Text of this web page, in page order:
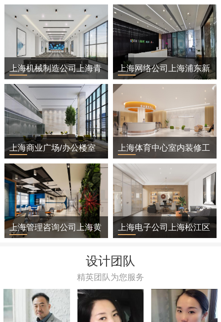
上海机械制造公司上海青
浦区办公室装修
上海商业广场/办公楼室
内装修工程
上海管理咨询公司上海黄
上海网络公司上海浦东新
区办公室装修
上海体育中心室内装修工
程
上海电子公司上海松江区
设计团队
精英团队为您服务